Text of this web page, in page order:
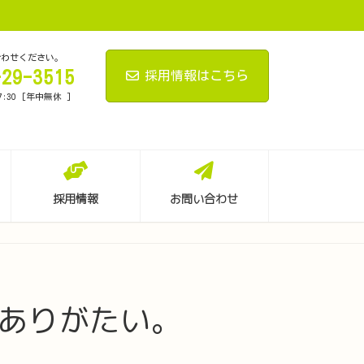
せください。
3515
[年中無休 ]
採用情報はこちら
採用情報 お問い合わせ
りがたい。